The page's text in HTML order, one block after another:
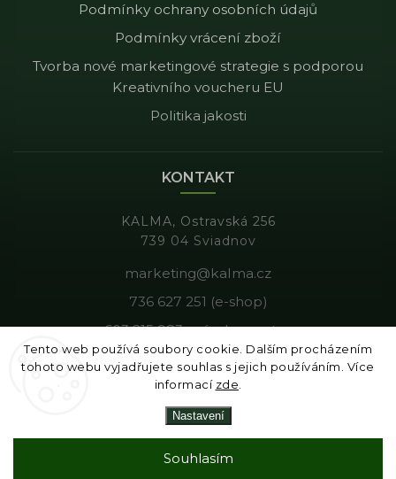
Tento web používá soubory cookie. Dalším procházením
tohoto webu vyjadřujete souhlas s jejich používáním. Více
informací zde
Nastavení
Souhlasím
Podmínky ochrany osobních údajů
Podmínky vrácení zboží
Tvorba nové marketingové strategie s podporou
Kreativního voucheru EU
Politika jakosti
KONTAKT
KALMA, Ostravská 256
739 04 Sviadnov
marketing@kalma.cz
736 627 251 (e-shop)
603 215 983 - výroba, gastro
Copyright 2026Kalma. Všechna práva vyhrazena.
| DesignShoptak.cz